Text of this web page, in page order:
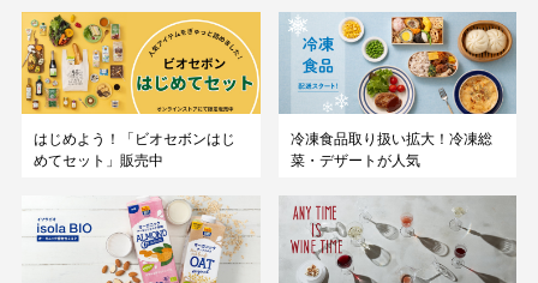
はじめよう！「ビオセボンはじ
めてセット」販売中
冷凍食品取り扱い拡大！冷凍総
菜・デザートが人気